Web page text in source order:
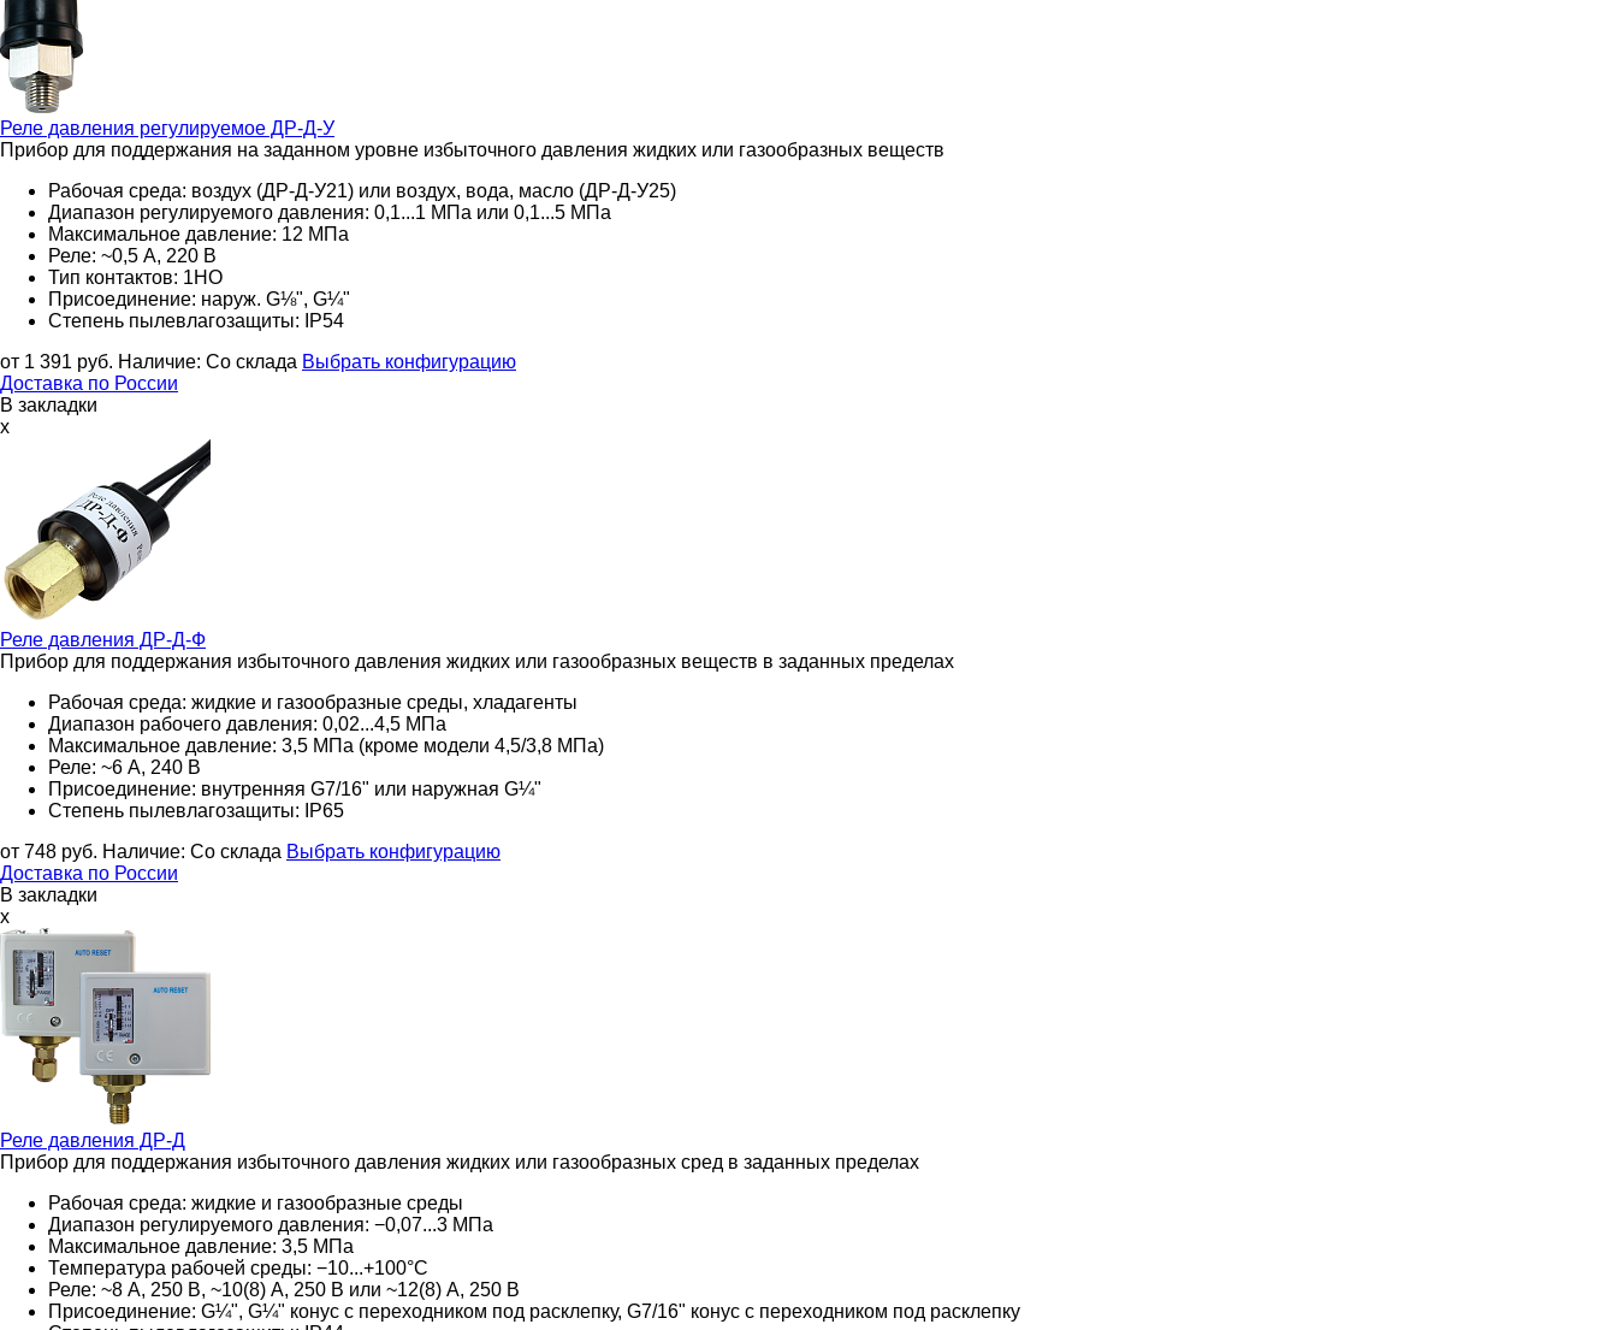
Реле давления регулируемое ДР-Д-У
Прибор для поддержания на заданном уровне избыточного давления жидких или газообразных веществ
Рабочая среда: воздух (ДР-Д-У21) или воздух, вода, масло (ДР-Д-У25)
Диапазон регулируемого давления: 0,1...1 МПа или 0,1...5 МПа
Максимальное давление: 12 МПа
Реле: ~0,5 А, 220 В
Тип контактов: 1НО
Присоединение: наруж. G⅛", G¼"
Степень пылевлагозащиты: IP54
от 1 391 руб. Наличие: Со склада Выбрать конфигурацию
Доставка по России
В закладки
x
Реле давления ДР-Д-Ф
Прибор для поддержания избыточного давления жидких или газообразных веществ в заданных пределах
Рабочая среда: жидкие и газообразные среды, хладагенты
Диапазон рабочего давления: 0,02...4,5 МПа
Максимальное давление: 3,5 МПа (кроме модели 4,5/3,8 МПа)
Реле: ~6 А, 240 В
Присоединение: внутренняя G7/16" или наружная G¼"
Степень пылевлагозащиты: IP65
от 748 руб. Наличие: Со склада Выбрать конфигурацию
Доставка по России
В закладки
x
Реле давления ДР-Д
Прибор для поддержания избыточного давления жидких или газообразных сред в заданных пределах
Рабочая среда: жидкие и газообразные среды
Диапазон регулируемого давления: −0,07...3 МПа
Максимальное давление: 3,5 МПа
Температура рабочей среды: −10...+100°С
Реле: ~8 А, 250 В, ~10(8) А, 250 В или ~12(8) А, 250 В
Присоединение: G¼", G¼" конус с переходником под расклепку, G7/16" конус с переходником под расклепку